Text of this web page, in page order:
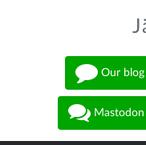
Our blog
Mastodon